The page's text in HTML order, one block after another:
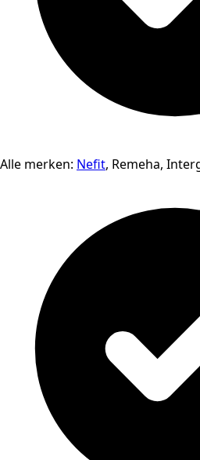
Alle merken: Nefit, Remeha,